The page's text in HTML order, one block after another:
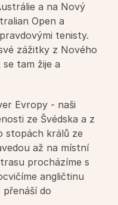
a na Nový
Open a
tenisty.
zážitky z Nového
tam žije a
Evropy - naši
ze Švédska a z
stopách králů ze
až na místní
procházíme s
angličtinu
do